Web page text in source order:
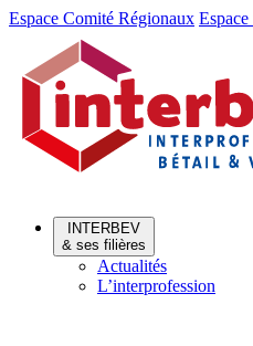
Aller
Aller
contenu
Espace Comité Régionaux Espace
INTERBEV
& ses filières
Actualités
L’interprofession